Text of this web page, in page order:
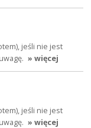
jeśli nie jest
» więcej
jeśli nie jest
» więcej